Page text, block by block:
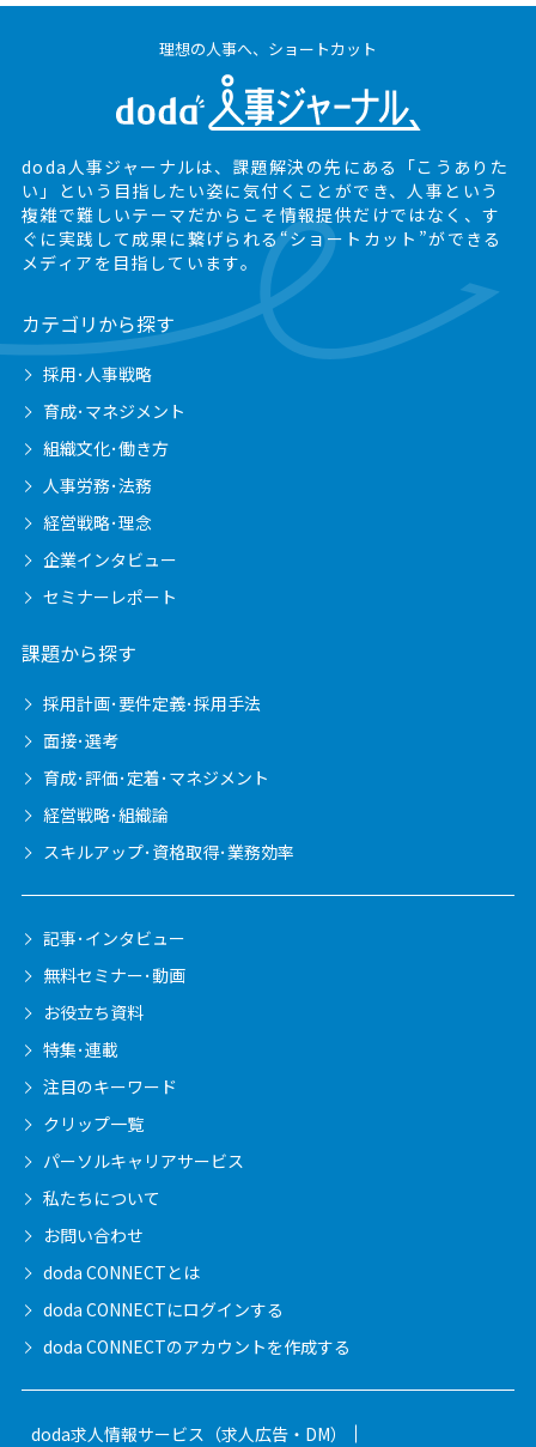
理想の人事へ、ショートカット
doda人事ジャーナルは、課題解決の先にある
「こうありた
い」という目指したい姿に気付くことができ、人事という
複雑で難しいテーマだからこそ情報提供だけではなく、 す
ぐに実践して成果に繋げられる“ショートカット”ができる
メディアを目指しています。
カテゴリから探す
採用･人事戦略
育成･マネジメント
組織文化･働き方
人事労務･法務
経営戦略･理念
企業インタビュー
セミナーレポート
課題から探す
採用計画･要件定義･採用手法
面接･選考
育成･評価･定着･マネジメント
経営戦略･組織論
スキルアップ･資格取得･業務効率
記事･インタビュー
無料セミナー･動画
お役立ち資料
特集･連載
注目のキーワード
クリップ一覧
パーソルキャリアサービス
私たちについて
お問い合わせ
doda CONNECTとは
doda CONNECTにログインする
doda CONNECTのアカウントを作成する
doda求人情報サービス（求人広告・DM）